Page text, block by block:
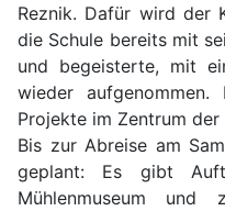
Reznik. Dafür wird der
die Schule bereits mit
und begeisterte, mit
wieder
Projekte im Zentrum der
Bis zur Abreise am
geplant: Es gibt
Mühlenmuseum